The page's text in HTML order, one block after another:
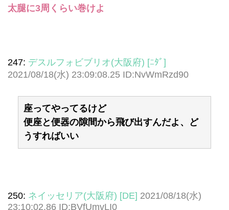
太腿に3周くらい巻けよ
247: デスルフォビブリオ(大阪府) [ﾆﾀﾞ]
2021/08/18(水) 23:09:08.25 ID:NvWmRzd90
座ってやってるけど
便座と便器の隙間から飛び出すんだよ、ど
うすればいい
250: ネイッセリア(大阪府) [DE] 2021/08/18(水)
23:10:02.86 ID:BVfUmvLI0